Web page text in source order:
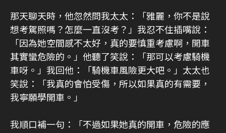
那天聊天時，他忽然問我太太：「雅麗，你不是說
想考駕照嗎？怎麼一直沒考？」我忍不住插嘴說：
「因為她空間感不太好，真的要慎重考慮啊，開車
其實蠻危險的。」他聽了笑說：「那可以考慮騎機
車呀。」我回他：「騎機車風險更大吧。」太太也
笑說：「我真的會怕受傷，所以如果真的有需要，
我寧願學開車。」
我順口補一句：「不過如果她真的開車，危險的應